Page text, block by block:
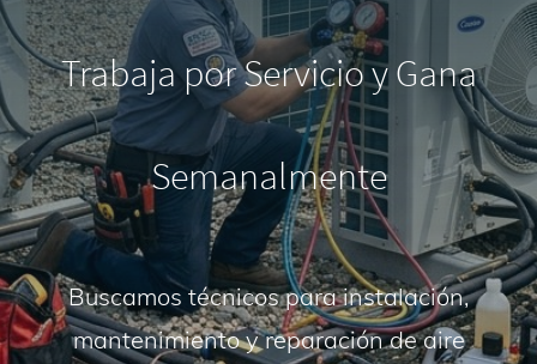
Trabaja por Servicio y Gana
Semanalmente
Buscamos técnicos para instalación,
mantenimiento y reparación de aire